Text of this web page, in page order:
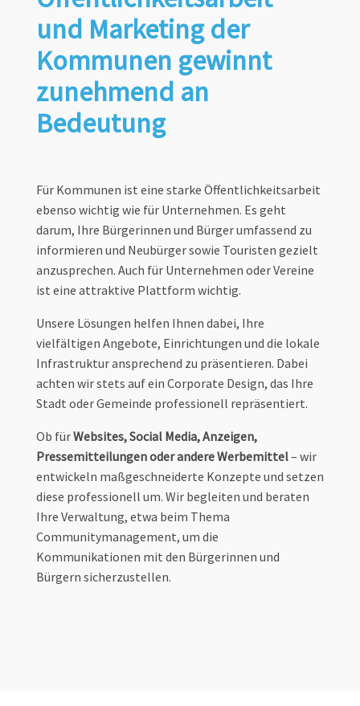
und Marketing der
Kommunen gewinnt
zunehmend an
Bedeutung
Für Kommunen ist eine starke Öffentlichkeitsarbeit
ebenso wichtig wie für Unternehmen. Es geht
darum, Ihre Bürgerinnen und Bürger umfassend zu
informieren und Neubürger sowie Touristen gezielt
anzusprechen. Auch für Unternehmen oder Vereine
ist eine attraktive Plattform wichtig.
Unsere Lösungen helfen Ihnen dabei, Ihre
vielfältigen Angebote, Einrichtungen und die lokale
Infrastruktur ansprechend zu präsentieren. Dabei
achten wir stets auf ein Corporate Design, das Ihre
Stadt oder Gemeinde professionell repräsentiert.
Ob fürWebsites, Social Media, Anzeigen,
Pressemitteilungen oder andere Werbemittel– wir
entwickeln maßgeschneiderte Konzepte und setzen
diese professionell um. Wir begleiten und beraten
Ihre Verwaltung, etwa beim Thema
Communitymanagement, um die
Kommunikationen mit den Bürgerinnen und
Bürgern sicherzustellen.